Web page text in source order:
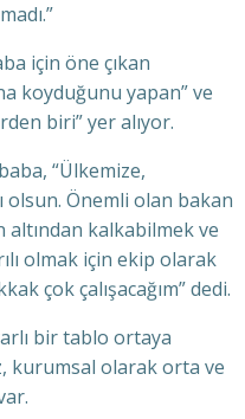
için öne çıkan
koyduğunu yapan” ve
biri” yer alıyor.
“Ülkemize,
olsun. Önemli olan bakan
altından kalkabilmek ve
olmak için ekip olarak
çok çalışacağım” dedi.
bir tablo ortaya
kurumsal olarak orta ve